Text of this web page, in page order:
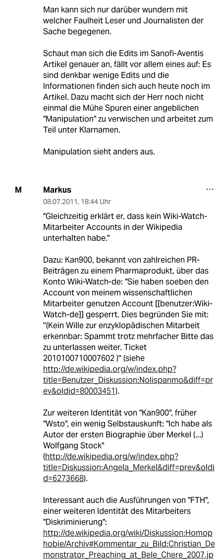
Man kann sich nur darüber wundern mit
welcher Faulheit Leser und Journalisten der
Sache begegenen.
Schaut man sich die Edits im Sanofi-Aventis
Artikel genauer an, fällt vor allem eines auf: Es
sind denkbar wenige Edits und die
Informationen finden sich auch heute noch im
Artikel. Dazu macht sich der Herr noch nicht
einmal die Mühe Spuren einer angeblichen
"Manipulation" zu verwischen und arbeitet zum
Teil unter Klarnamen.
Manipulation sieht anders aus.
M Markus
08.07.2011, 18:44 Uhr
"Gleichzeitig erklärt er, dass kein Wiki-Watch-
Mitarbeiter Accounts in der Wikipedia
unterhalten habe."
Dazu: Kan900, bekannt von zahlreichen PR-
Beiträgen zu einem Pharmaprodukt, über das
Konto Wiki-Watch-de: "Sie haben soeben den
Account von meinem wissenschaftlichen
Mitarbeiter genutzen Account [[benutzer:Wiki-
Watch-de]] gesperrt. Dies begründen Sie mit:
''(Kein Wille zur enzyklopädischen Mitarbeit
erkennbar: Spammt trotz mehrfacher Bitte das
zu unterlassen weiter. Ticket
2010100710007602 )'' (siehe
http://de.wikipedia.org/w/index.php?
title=Benutzer_Diskussion:Nolispanmo&diff=pr
ev&oldid=80003451).
Zur weiteren Identität von "Kan900", früher
"Wsto", ein wenig Selbstauskunft: "Ich habe als
Autor der ersten Biographie über Merkel (...)
Wolfgang Stock"
(http://de.wikipedia.org/w/index.php?
title=Diskussion:Angela_Merkel&diff=prev&oldi
d=6273668).
Interessant auch die Ausführungen von "FTH",
einer weiteren Identität des Mitarbeiters
"Diskriminierung":
http://de.wikipedia.org/wiki/Diskussion:Homop
hobie/Archiv#Kommentar_zu_Bild:Christian_De
monstrator_Preaching_at_Bele_Chere_2007.jp